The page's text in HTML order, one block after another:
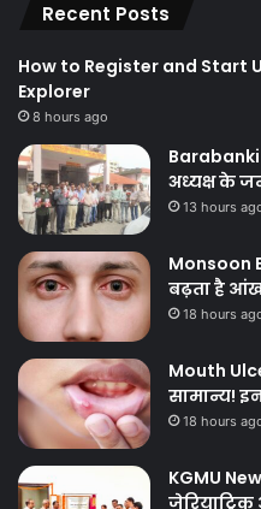
Recent Posts
How to Register and Start
Explorer
8 hours ago
अध्यक्ष के
13 hours
Monsoon
बढ़ता है
18 hours
Mouth
सामान्य!
18 hours
KGMU